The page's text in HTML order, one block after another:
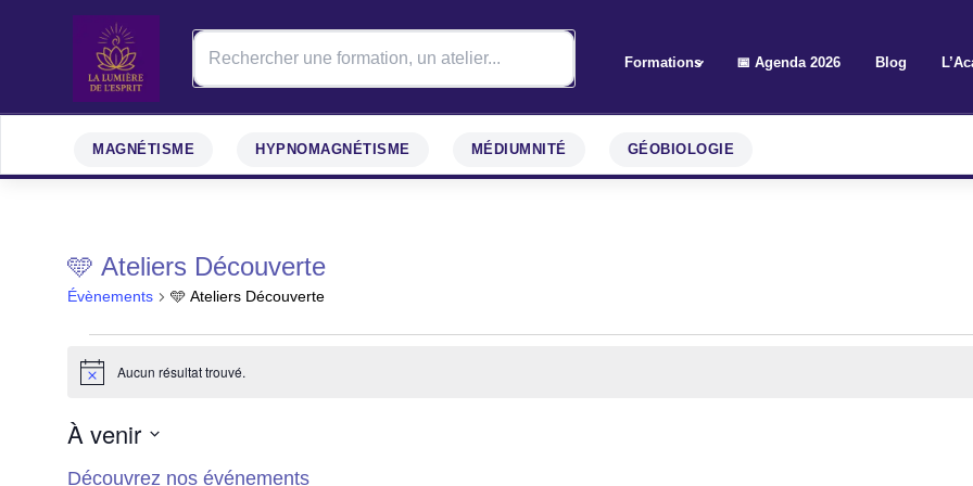
Formations 📅 Agenda 2026 Blog
MAGNÉTISME HYPNOMAGNÉTISME MÉDIUMNITÉ GÉOBIOLOGIE
🩵 Ateliers Découverte
Évènements 🩵 Ateliers Découverte
Notice Aucun résultat trouvé.
À venir
Découvrez nos événements